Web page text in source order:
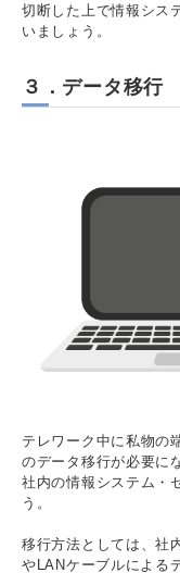
切断した上で情報シス
いましょう。
３．データ移行
テレワーク中に私物の
のデータ移行が必要に
社内の情報システム・
う。
移行方法としては、社
やLANケーブルによる